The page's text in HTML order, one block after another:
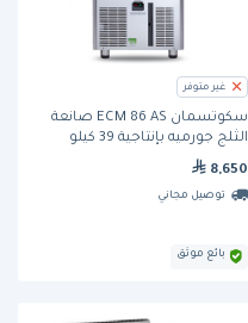
غير متوفر
سكوتسمان ECM 86 AS صانعة
الثلج جورميه بإنتاجية 39 كيلو
8,650
توصيل مجاني
بائع موثق